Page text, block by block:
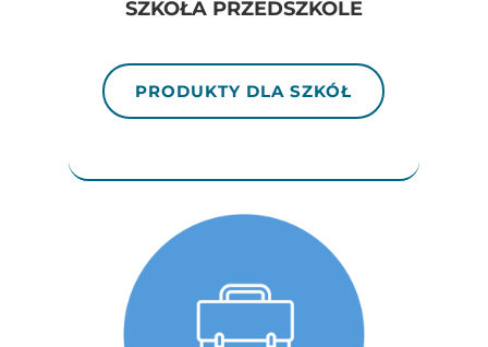
SZKOŁA PRZEDSZKOLE
PRODUKTY DLA SZKÓŁ